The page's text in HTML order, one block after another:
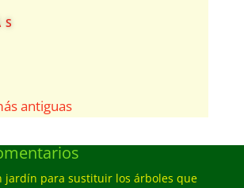
antiguas
jardín para sustituir los árboles que